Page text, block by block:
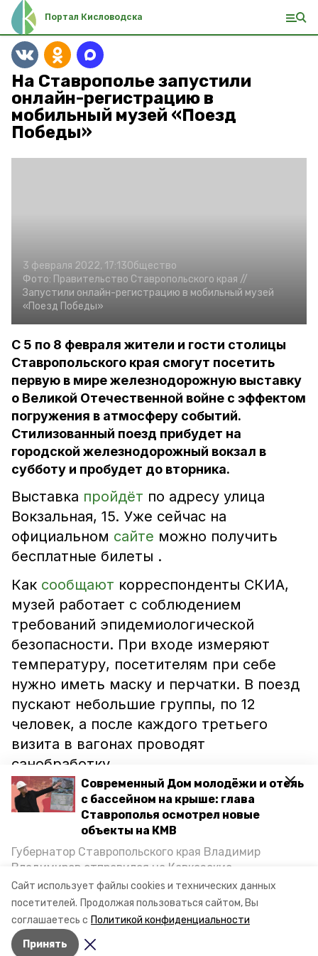
Сайт использует файлы cookies и технических данных
посетителей. Продолжая пользоваться сайтом, Вы
соглашаетесь с Политикой конфиденциальности
Принять
Современный Дом молодёжи и отель
с бассейном на крыше: глава
Ставрополья осмотрел новые
объекты на КМВ
Губернатор Ставропольского края Владимир
Владимиров отправился на Кавказские
Минеральные Воды, чтобы проинспектировать
строительство объектов в Кисловодске и
Минводах, а также выслушать предложения о
постройке новых точек притяжения для местных
жителей. Подробнее — в материале «Победы26».
Портал Кисловодска
На Ставрополье запустили
онлайн-регистрацию в
мобильный музей «Поезд
Победы»
3 февраля 2022, 17:13Общество
Фото: Правительство Ставропольского края //
Запустили онлайн-регистрацию в мобильный музей
«Поезд Победы»
С 5 по 8 февраля жители и гости столицы
Ставропольского края смогут посетить
первую в мире железнодорожную выставку
о Великой Отечественной войне с эффектом
погружения в атмосферу событий.
Стилизованный поезд прибудет на
городской железнодорожный вокзал в
субботу и пробудет до вторника.
Выставка пройдёт по адресу улица
Вокзальная, 15. Уже сейчас на
официальном сайте можно получить
бесплатные билеты .
Как сообщают корреспонденты СКИА,
музей работает с соблюдением
требований эпидемиологической
безопасности. При входе измеряют
температуру, посетителям при себе
нужно иметь маску и перчатки. В поезд
пускают небольшие группы, по 12
человек, а после каждого третьего
визита в вагонах проводят
санобработку.
Дальше «Поезд Победы» отправится в
Минеральные Воды, где будет открыт
для зрителей с 28 февраля по 1 марта.
поезд победы
Авторы: Кристина Кузёма